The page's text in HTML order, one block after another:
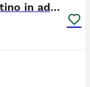
Cesare cerca casa: splendido gattino in adozione